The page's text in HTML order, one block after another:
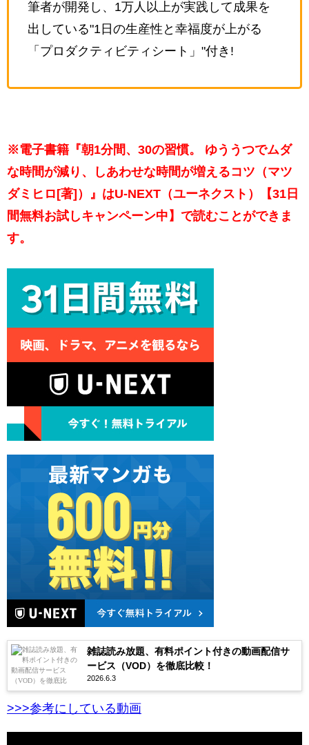
筆者が開発し、1万人以上が実践して成果を
出している"1日の生産性と幸福度が上がる
「プロダクティビティシート」"付き!
※電子書籍『朝1分間、30の習慣。 ゆううつでムダ
な時間が減り、しあわせな時間が増えるコツ（マツ
ダミヒロ[著]）』はU-NEXT（ユーネクスト）【31日
間無料お試しキャンペーン中】で読むことができま
す。
雑誌読み放題、有料ポイント付きの動画配信サ
ービス（VOD）を徹底比較！
2026.6.3
>>>参考にしている動画